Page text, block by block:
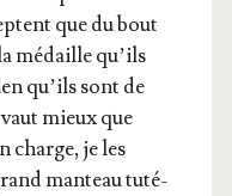
que du bout
médaille qu’ils
qu’ils sont de
mieux que
charge, je les
man­teau tuté­